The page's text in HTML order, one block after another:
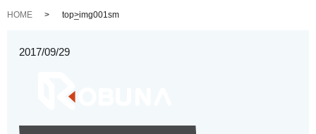
HOME top_img001sm
2017/09/29